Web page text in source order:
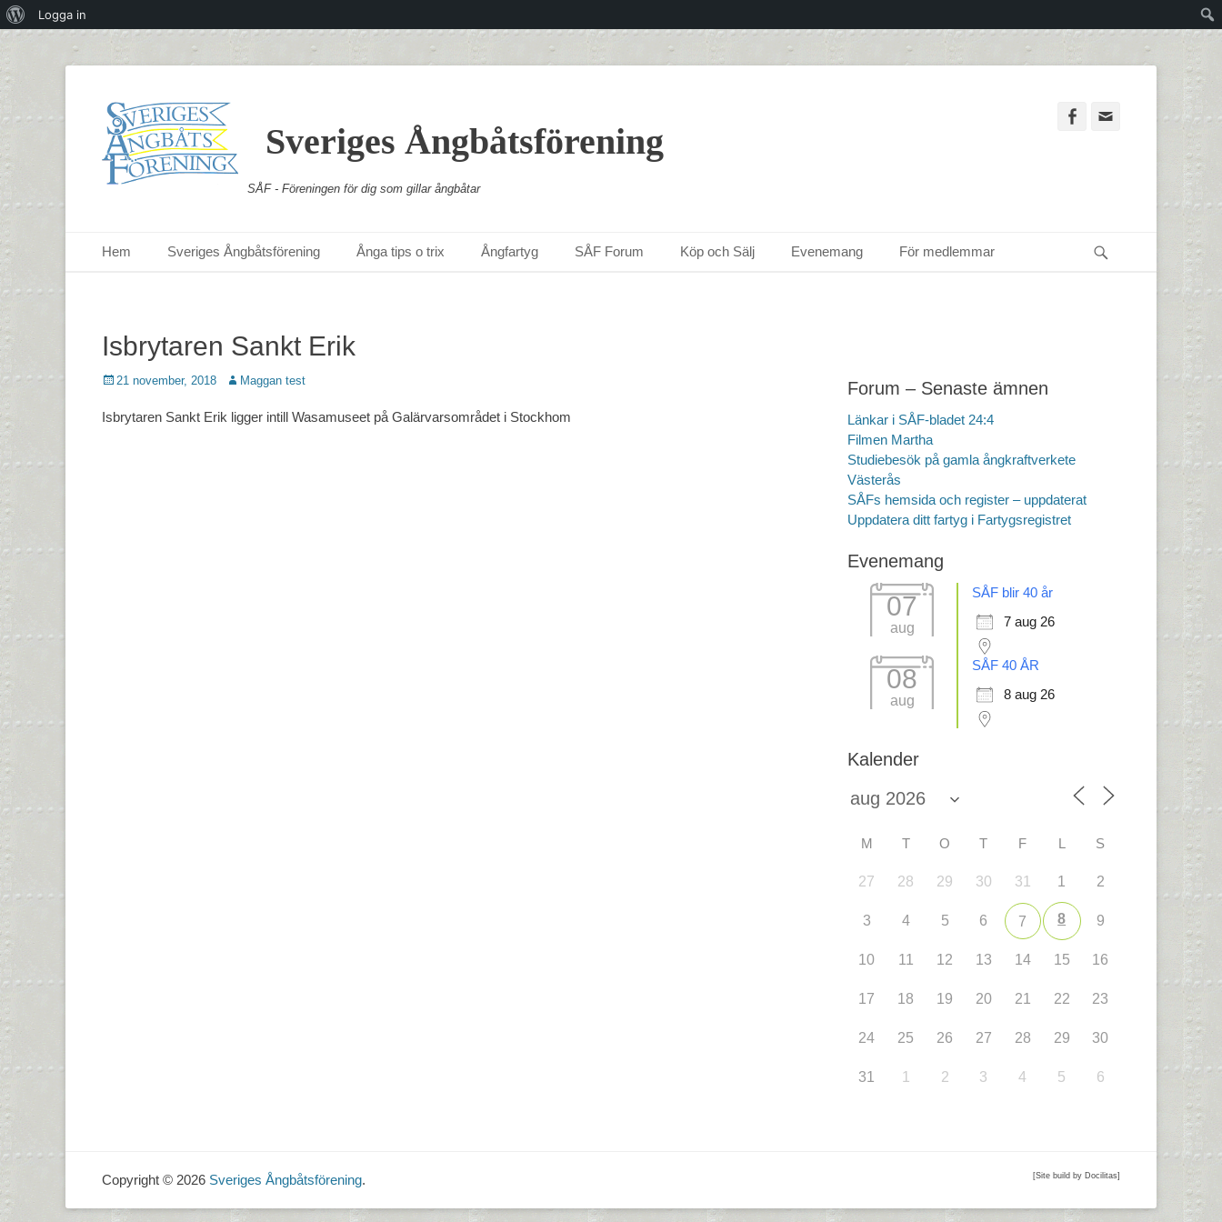
Sveriges Ångbåtsförening
SÅF - Föreningen för dig som gillar ångbåtar
Facebook
Primär meny
Hem Sveriges Ångbåtsförening Ånga tips o trix Ångfartyg SÅF Forum Köp och Sälj Evenemang För medlemmar
Isbrytaren Sankt Erik
Postades
21 november, 2018 Författare
Maggan test
Isbrytaren Sankt Erik ligger intill Wasamuseet på Galärvarsområdet i Stockhom
Forum – Senaste ämnen
Länkar i SÅF-bladet 24:4
Filmen Martha
Studiebesök på gamla ångkraftverkete
Västerås
SÅFs hemsida och register – uppdaterat
Uppdatera ditt fartyg i Fartygsregistret
Evenemang
07
aug
SÅF blir 40 år
7 aug 26
08
aug
SÅF 40 ÅR
8 aug 26
Kalender
M T O T F L S
27 28 29 30 31 1 2
3 4 5 6 7 8 9
10 11 12 13 14 15 16
17 18 19 20 21 22 23
24 25 26 27 28 29 30
31 1 2 3 4 5 6
Copyright © 2026 Sveriges Ångbåtsförening. [Site build by Docilitas]
OmLogga in